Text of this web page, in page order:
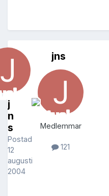
j
n
s
Postad
12
augusti
2004
jns
Medlemmar
121